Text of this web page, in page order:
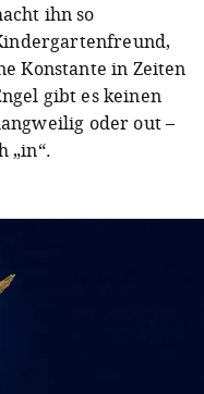
ihn so
Konstante in Zeiten
gibt es keinen
oder out –
„in“.